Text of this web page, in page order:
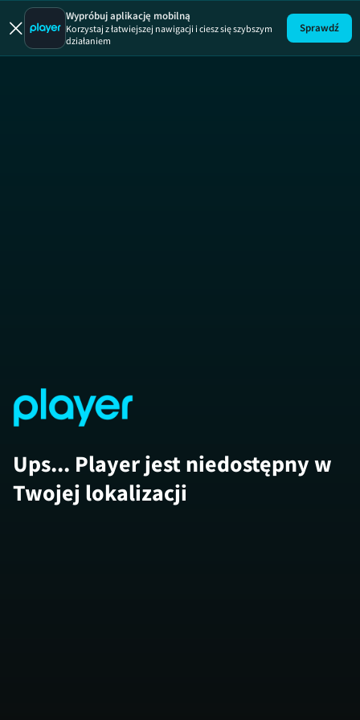
Mój
Wypróbuj aplikację mobilną
Korzystaj z łatwiejszej nawigacji i ciesz się szybszym
działaniem
Sprawdź
Ups... Player jest niedostępny w
Twojej lokalizacji